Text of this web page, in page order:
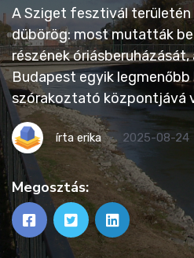
A Sziget fesztivál területén
dübörög: most mutatták
részének óriásberuházását,
Budapest egyik legmenőbb
szórakoztató központjává
írtaerika 2025-08-24
Megosztás: